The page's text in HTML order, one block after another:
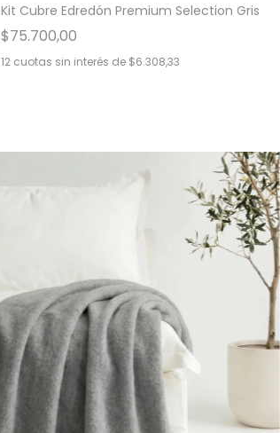
Kit Cubre Edredón Premium Selection Gris
$75.700,00
12 cuotas sin interés de $6.308,33